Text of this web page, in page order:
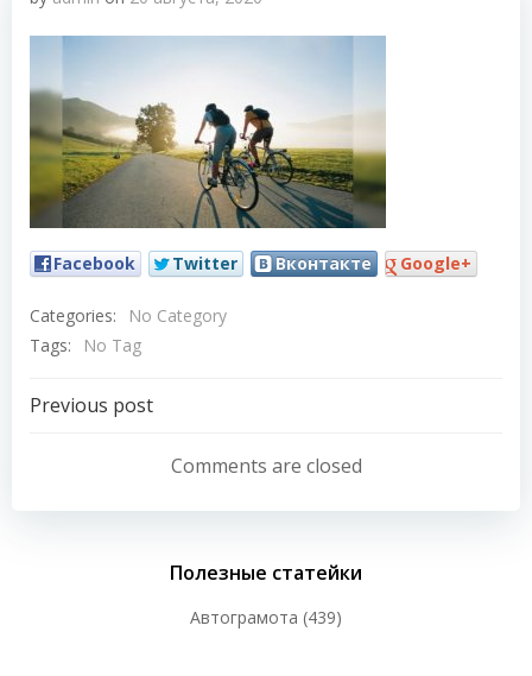
Facebook Twitter Вконтакте Google+
Categories:
No Category
Tags:
No Tag
Навигация
записям
Previous post
Comments are closed
Полезные статейки
Автограмота (439)